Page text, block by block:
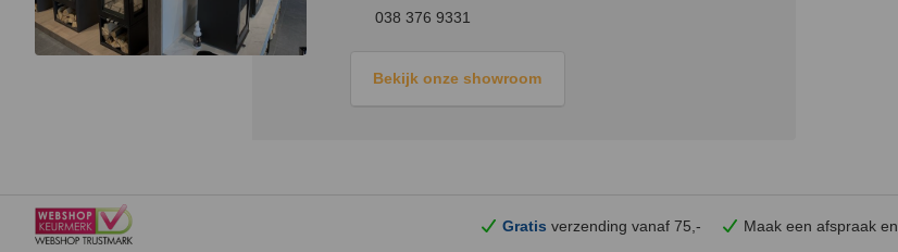
038 376 9331
Bekijk onze showroom
Gratis verzending vanaf 75,- Maak een afspraak en